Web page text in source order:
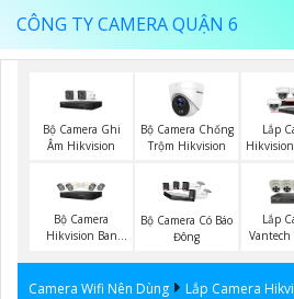
CÔNG TY CAMERA QUẬN 6
Bộ Camera Ghi
Âm Hikvision
Bộ Camera Chống
Trộm Hikvision
Lắp
Bộ Camera
Hikvision Ban
Bộ Camera Có Báo
Đông
Lắp
Camera Wifi Nên Dùng Lắp Camera